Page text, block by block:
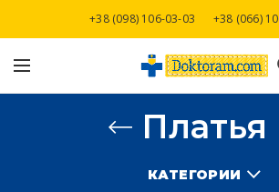
+38 (098) 106-03-03 +38 (066)
Платья
КАТЕГОРИИ
Бесплатная доставка при